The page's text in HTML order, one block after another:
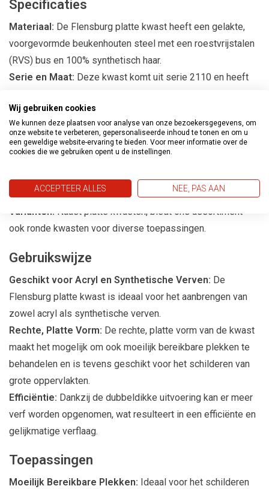
Specificaties
Materiaal: De Flensburg platte kwast heeft een gelakte,
voorgevormde beukenhouten steel met een roestvrijstalen
(RVS) bus en 100% synthetisch haar.
Serie en Maat: Deze kwast komt uit serie 2110 en heeft
Dubbeldik:De kwast is dubbeldik, zodat er extra product
opgenomen kan worden, wat zorgt voor een efficiënte en
gelijkmatige toepassing van verf.
kwaliteit en is geschikt voor veel verschillende
schilderklussen.
Varianten: Naast platte kwasten, biedt ons assortiment
ook ronde kwasten voor diverse toepassingen.
Gebruikswijze
Geschikt voor Acryl en Synthetische Verven: De
Flensburg platte kwast is ideaal voor het aanbrengen van
zowel acryl als synthetische verven.
Rechte, Platte Vorm: De rechte, platte vorm van de kwast
maakt het mogelijk om ook moeilijk bereikbare plekken te
behandelen en is tevens geschikt voor het schilderen van
grote oppervlakten.
Efficiëntie: Dankzij de dubbeldikke uitvoering kan er meer
verf worden opgenomen, wat resulteert in een efficiënte en
gelijkmatige verflaag.
Toepassingen
Moeilijk Bereikbare Plekken: Ideaal voor het schilderen
Wij gebruiken cookies
We kunnen deze plaatsen voor analyse van onze bezoekersgegevens, om
onze website te verbeteren, gepersonaliseerde inhoud te tonen en om u
een geweldige website-ervaring te bieden. Voor meer informatie over de
cookies die we gebruiken opent u de instellingen.
ACCEPTEER ALLES NEE, PAS AAN